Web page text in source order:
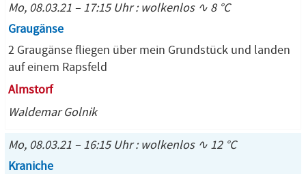
Mo, 08.03.21 – 17:15 Uhr : wolkenlos ∿ 8 °C
Graugänse
2 Graugänse fliegen über mein Grundstück und landen
auf einem Rapsfeld
Almstorf
Waldemar Golnik
Mo, 08.03.21 – 16:15 Uhr : wolkenlos ∿ 12 °C
Kraniche